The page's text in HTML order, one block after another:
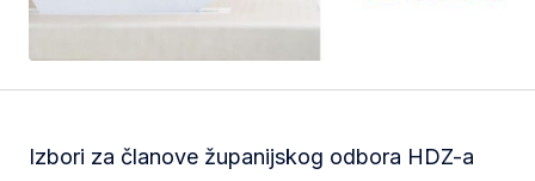
Izbori za članove županijskog odbora HDZ-a